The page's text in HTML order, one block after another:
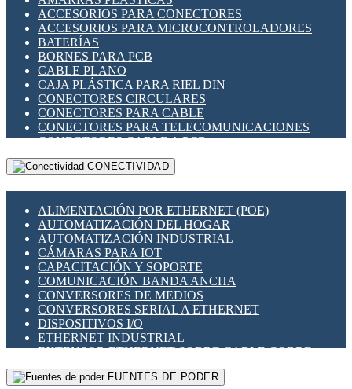
INDICADORES PARA PANEL
INTERFACES DE RELÉ
INTERRUPTORES FIN DE CARRERA
LLAVES CONMUTADORAS
MEDIDORES DE ENERGÍA Y TC'S DE CORRIENTE
MOTORES PASO A PASO
PANTALLAS HMI
PLC -CONTROLADORES LÓGICO PROGRAMABLES
PROGRAMADORES DE HORARIO
RELÉS DE PROTECCIÓN
SENSORES CAPACITIVOS
SENSORES INDUCTIVOS
TEMPORIZADORES
VARIACS
VARIADORES DE FRECUENCIA [VDF]
SECCIONADORES - INTERRUPTORES
MAQUINARIA
ACCESORIOS PARA CONECTORES
ACCESORIOS PARA MICROCONTROLADORES
BATERÍAS
BORNES PARA PCB
CABLE PLANO
CAJA PLÁSTICA PARA RIEL DIN
CONECTORES CIRCULARES
CONECTORES PARA CABLE
CONECTORES PARA TELECOMUNICACIONES
CONECTORES CABLE A PCB
CONECTORES PCB A CABLE
DIP SWITCHES
HERRAMIENTAS VARIAS
ILUMINACIÓN LED
INTERRUPTORES REED
INTERFACES DE RELÉ
OTROS RELÉS
PROTECCIÓN TÉRMICA
RELÉS AUTOMOTRICES
RELÉS DE SEÑAL
RELÉS DE ESTADO SÓLIDO SSR
RELÉS INDUSTRIALES
RELÉS MINIATURA DE POTENCIA
SENSORES MAGNÉTICOS
CONECTIVIDAD
ALIMENTACIÓN POR ETHERNET (POE)
AUTOMATIZACIÓN DEL HOGAR
AUTOMATIZACIÓN INDUSTRIAL
CÁMARAS PARA IOT
CAPACITACIÓN Y SOPORTE
COMUNICACIÓN BANDA ANCHA
CONVERSORES DE MEDIOS
CONVERSORES SERIAL A ETHERNET
DISPOSITIVOS I/O
ETHERNET INDUSTRIAL
EXTENSOR ETHERNET SOBRE CABLE COBRE
GATEWAY LORAWAN
GESTIÓN DE REDESFUENTES DE PODER